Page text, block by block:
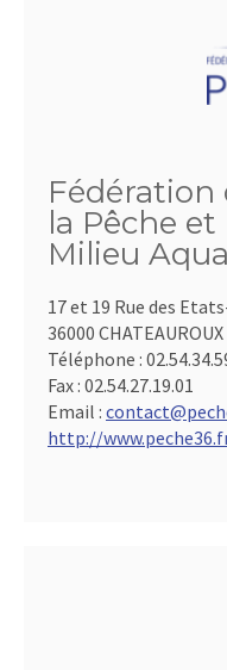
la Pêche
Milieu
17 et 19 Rue des
36000 CHATEAUROUX
Téléphone :
Fax : 02.54.27.19.01
Email :
http://